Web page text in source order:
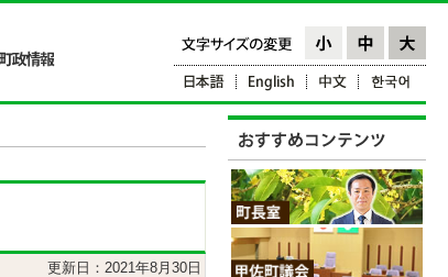
更新日：2021年8月30日